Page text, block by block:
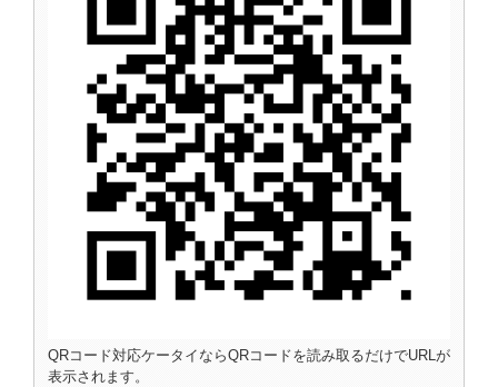
QRコード対応ケータイならQRコードを読み取るだけでURLが
表示されます。